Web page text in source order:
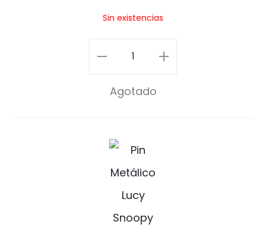
e
r
a
d
Sin existencias
Descerebrado
Pin
cantidad
Agotado
V
e
a
T